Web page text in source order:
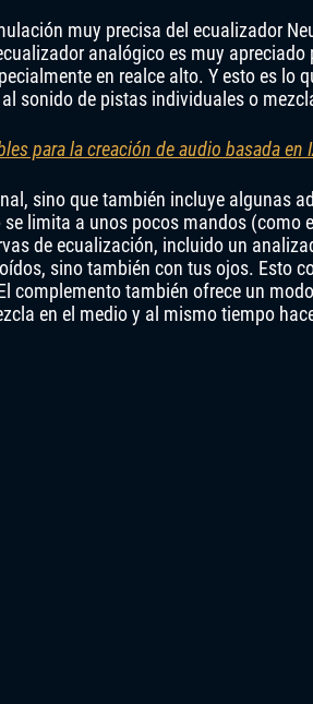
muy precisa del ecualizador
analógico es muy apreciado
en realce alto. Y esto es lo
sonido de pistas individuales o
para la creación de audio basada en
sino que también incluye algunas
limita a unos pocos mandos (como
de ecualización, incluido un
sino también con tus ojos. Esto
complemento también ofrece un
en el medio y al mismo tiempo